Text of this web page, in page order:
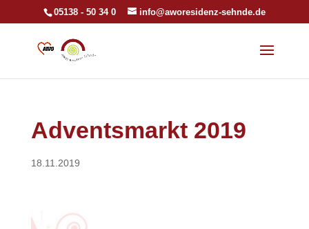
05138 - 50 34 0 info@aworesidenz-sehnde.de
Adventsmarkt 2019
18.11.2019